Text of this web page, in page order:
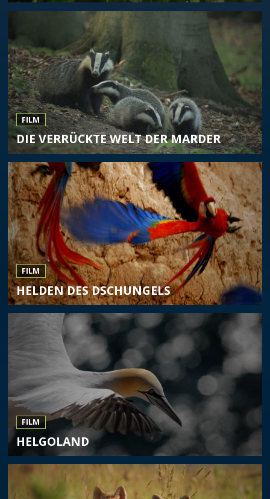
FILM
DIE VERRÜCKTE WELT DER MARDER
FILM
HELDEN DES DSCHUNGELS
FILM
HELGOLAND